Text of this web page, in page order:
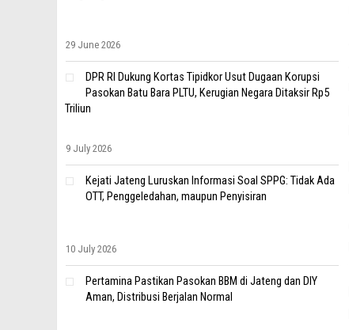
29 June 2026
DPR RI Dukung Kortas Tipidkor Usut Dugaan Korupsi
Pasokan Batu Bara PLTU, Kerugian Negara Ditaksir Rp5
Triliun
9 July 2026
Kejati Jateng Luruskan Informasi Soal SPPG: Tidak Ada
OTT, Penggeledahan, maupun Penyisiran
10 July 2026
Pertamina Pastikan Pasokan BBM di Jateng dan DIY
Aman, Distribusi Berjalan Normal